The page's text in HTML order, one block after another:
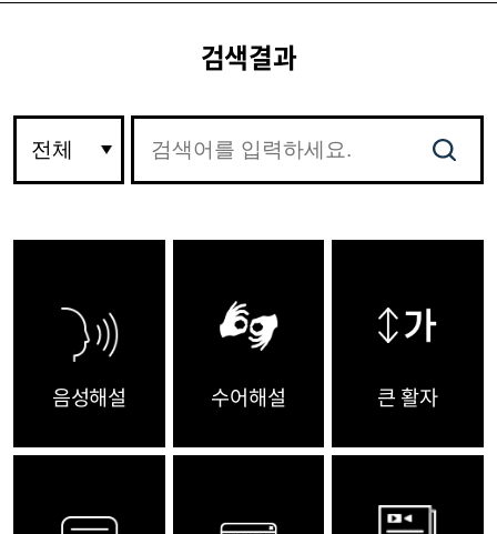
검색결과
음성해설 수어해설 큰 활자